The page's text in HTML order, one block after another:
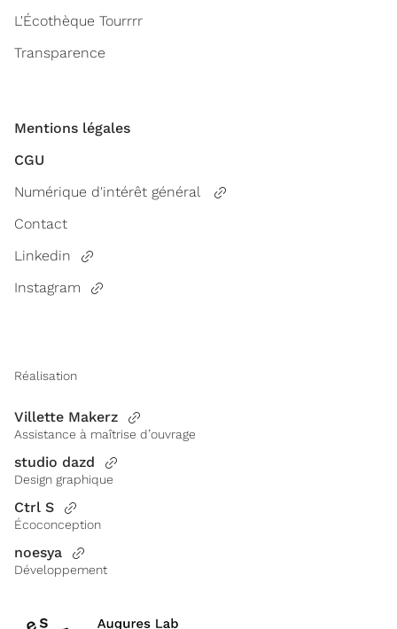
L'Écothèque Tourrrr
Transparence
Mentions légales
CGU
Numérique d'intérêt général
Contact
Linkedin
Instagram
Réalisation
Villette Makerz
Assistance à maîtrise d’ouvrage
studio dazd
Design graphique
Ctrl S
Écoconception
noesya
Développement